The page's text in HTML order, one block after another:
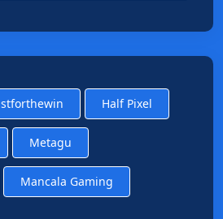
Half Pixel
Metagu
Mancala Gaming